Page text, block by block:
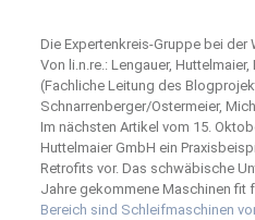
Die Expertenkreis-Gruppe bei
Von li.n.re.: Lengauer,
(Fachliche Leitung des
Schnarrenberger/Ostermeier,
Im nächsten Artikel vom 15.
Huttelmaier GmbH ein
Retrofits vor. Das schwäbische
Jahre gekommene Maschinen fit
Bereich sind Schleifmaschinen